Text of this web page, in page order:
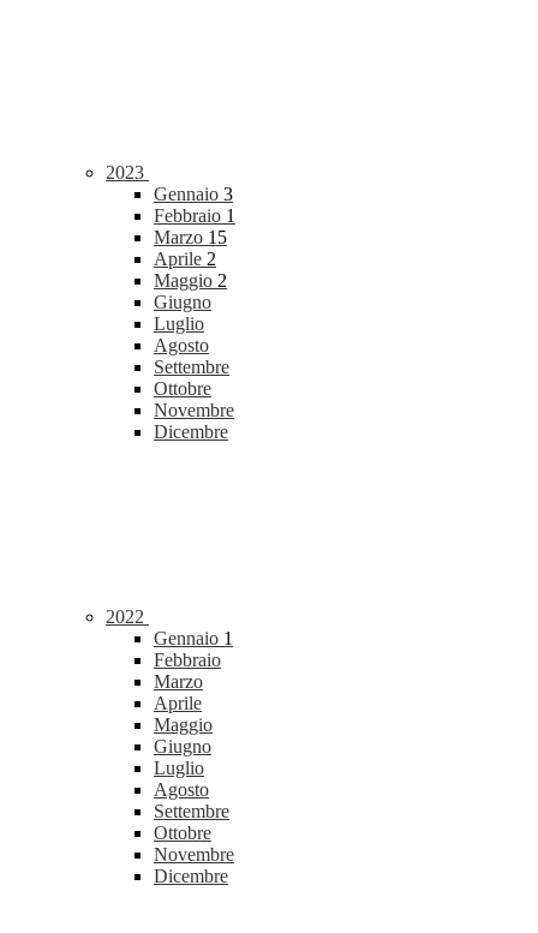
2023
Gennaio 3
Febbraio 1
Marzo 15
Aprile 2
Maggio 2
Giugno
Luglio
Agosto
Settembre
Ottobre
Novembre
Dicembre
2022
Gennaio 1
Febbraio
Marzo
Aprile
Maggio
Giugno
Luglio
Agosto
Settembre
Ottobre
Novembre
Dicembre